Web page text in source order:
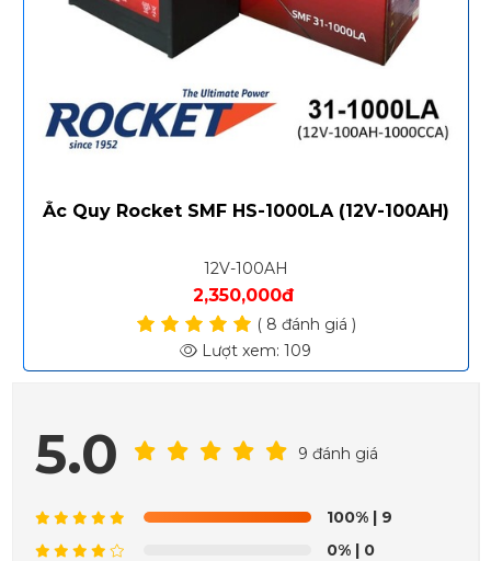
Ắc Quy Rocket SMF HS-31-1000S (12V-100AH)
12V-100AH
2,350,000đ
( 10 đánh giá )
Lượt xem: 119
5.0 9 đánh giá
100% | 9
0% | 0